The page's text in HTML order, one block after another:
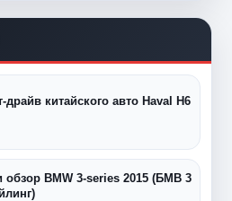
драйв китайского авто Haval H6
обзор BMW 3-series 2015 (БМВ 3